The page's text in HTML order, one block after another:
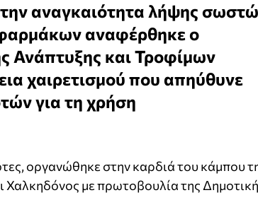
αναγκαιότητα λήψης
αναφέρθηκε ο
Ανάπτυξης και Τροφίμων
χαιρετισμού που απηύθυνε
για τη χρήση
οργανώθηκε στην καρδιά του κάμπου
με πρωτοβουλία της